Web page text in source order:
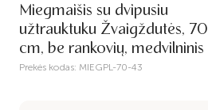
Miegmaišis su dvipusiu
užtrauktuku Žvaigždutės, 70
cm, be rankovių, medvilninis
Prekės kodas: MIEGPL-70-43